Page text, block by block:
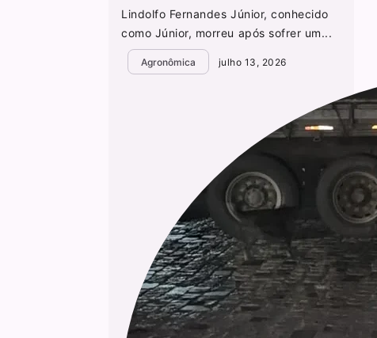
Lindolfo Fernandes Júnior, conhecido
como Júnior, morreu após sofrer um...
Agronômica julho 13, 2026